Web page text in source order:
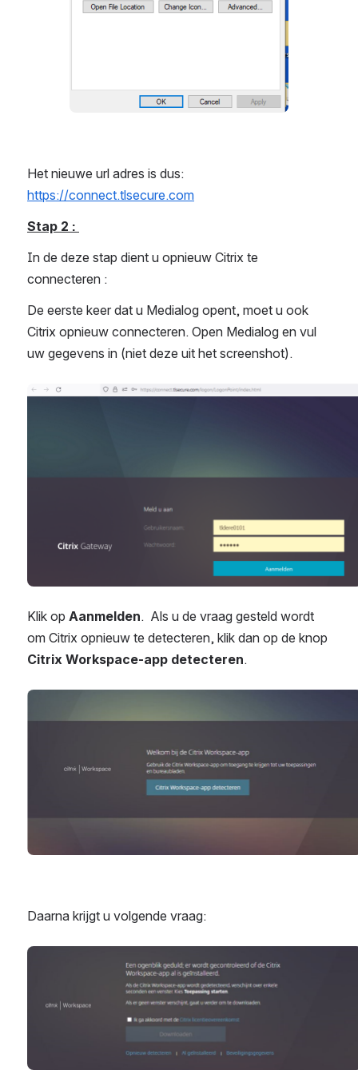
https://connect.tlsecure.com
Stap 2 :
In de deze stap dient u opnieuw Citrix te
connecteren :
De eerste keer dat u Medialog opent, moet u ook
Citrix opnieuw connecteren. Open Medialog en vul
uw gegevens in (niet deze uit het screenshot).
Open
Klik op Aanmelden.  Als u de vraag gesteld wordt
Citrix Workspace-app detecteren.
Daarna krijgt u volgende vraag: